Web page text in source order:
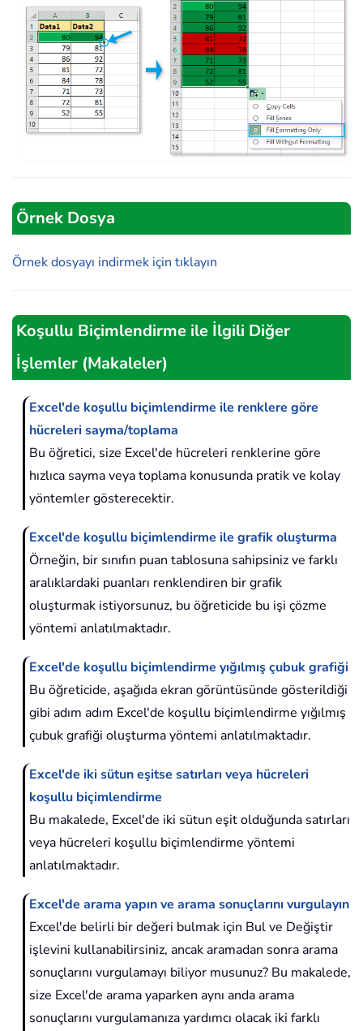
Örnek Dosya
Örnek dosyayı indirmek için tıklayın
Koşullu Biçimlendirme ile İlgili Diğer
İşlemler (Makaleler)
Excel'de koşullu biçimlendirme ile renklere göre
hücreleri sayma/toplama
Bu öğretici, size Excel'de hücreleri renklerine göre
hızlıca sayma veya toplama konusunda pratik ve kolay
yöntemler gösterecektir.
Excel'de koşullu biçimlendirme ile grafik oluşturma
Örneğin, bir sınıfın puan tablosuna sahipsiniz ve farklı
aralıklardaki puanları renklendiren bir grafik
oluşturmak istiyorsunuz, bu öğreticide bu işi çözme
yöntemi anlatılmaktadır.
Excel'de koşullu biçimlendirme yığılmış çubuk grafiği
Bu öğreticide, aşağıda ekran görüntüsünde gösterildiği
gibi adım adım Excel'de koşullu biçimlendirme yığılmış
çubuk grafiği oluşturma yöntemi anlatılmaktadır.
Excel'de iki sütun eşitse satırları veya hücreleri
koşullu biçimlendirme
Bu makalede, Excel'de iki sütun eşit olduğunda satırları
veya hücreleri koşullu biçimlendirme yöntemi
anlatılmaktadır.
Excel'de arama yapın ve arama sonuçlarını vurgulayın
Excel'de belirli bir değeri bulmak için Bul ve Değiştir
işlevini kullanabilirsiniz, ancak aramadan sonra arama
sonuçlarını vurgulamayı biliyor musunuz? Bu makalede,
size Excel'de arama yaparken aynı anda arama
sonuçlarını vurgulamanıza yardımcı olacak iki farklı